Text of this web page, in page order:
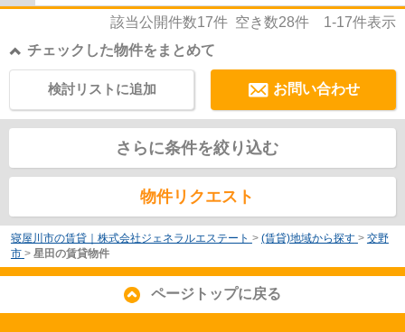
該当公開件数17件 空き数28件 1-17件表示
チェックした物件をまとめて
お問い合わせ
検討リストに追加
さらに条件を絞り込む
物件リクエスト
寝屋川市の賃貸｜株式会社ジェネラルエステート > (賃貸)地域から探す > 交野
市 > 星田の賃貸物件
ページトップに戻る